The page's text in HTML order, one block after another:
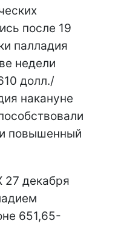
после 19
палладия
недели
долл./
накануне
повышенный
27 декабря
651,65-